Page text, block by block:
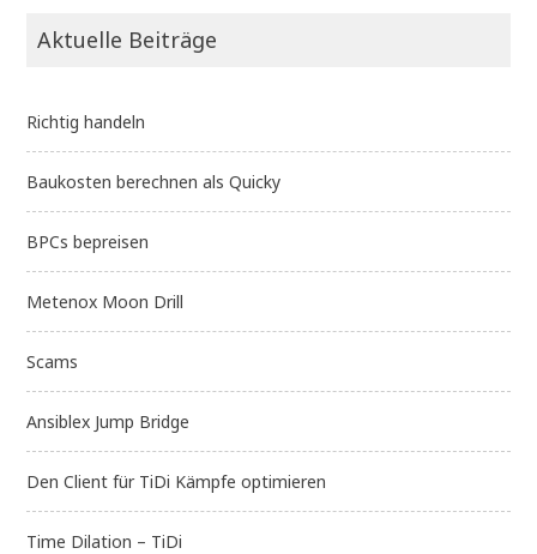
Aktuelle Beiträge
Richtig handeln
Baukosten berechnen als Quicky
BPCs bepreisen
Metenox Moon Drill
Scams
Ansiblex Jump Bridge
Den Client für TiDi Kämpfe optimieren
Time Dilation – TiDi